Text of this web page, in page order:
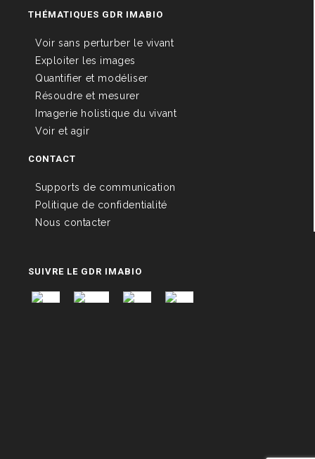
THÉMATIQUES GDR IMABIO
Voir sans perturber le vivant
Exploiter les images
Quantifier et modéliser
Résoudre et mesurer
Imagerie holistique du vivant
Voir et agir
CONTACT
Supports de communication
Politique de confidentialité
Nous contacter
SUIVRE LE GDR IMABIO